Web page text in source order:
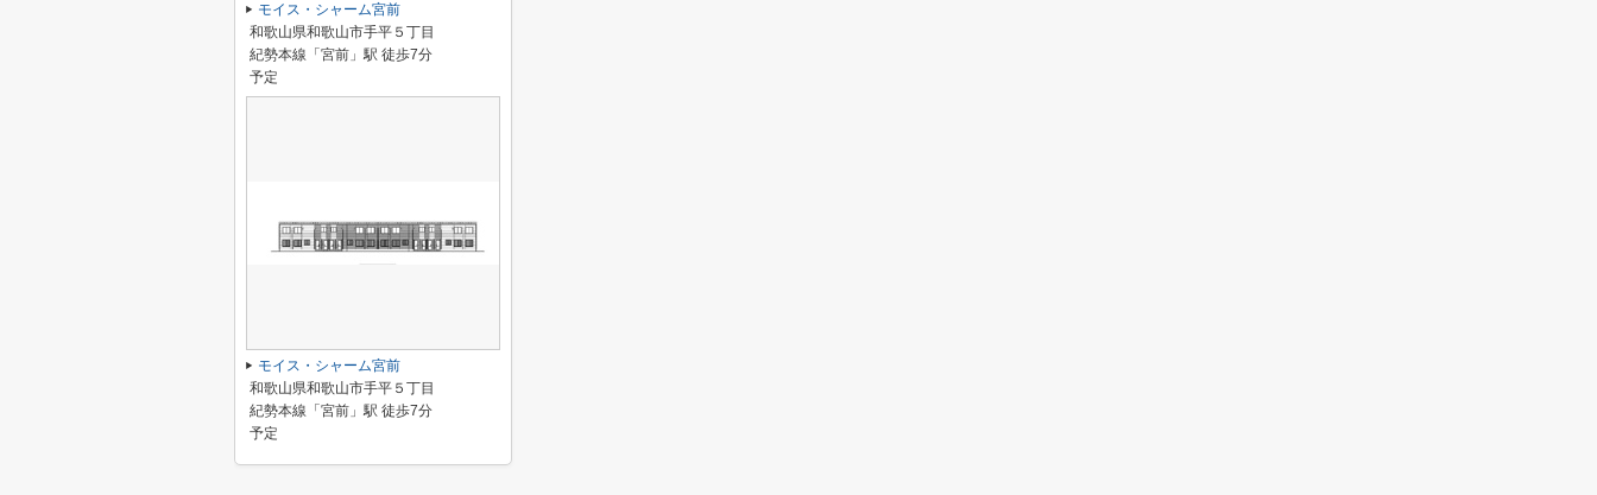
モイス・シャーム宮前
和歌山県和歌山市手平５丁目
紀勢本線「宮前」駅 徒歩7分
予定
モイス・シャーム宮前
和歌山県和歌山市手平５丁目
紀勢本線「宮前」駅 徒歩7分
予定